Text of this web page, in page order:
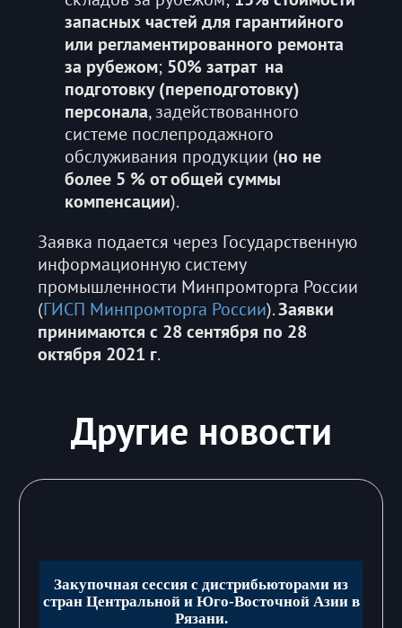
запасных частей для гарантийного
или регламентированного ремонта
за рубежом; 50% затрат на
подготовку (переподготовку)
персонала, задействованного
системе послепродажного
обслуживания продукции (но не
более 5 % от общей суммы
компенсации).
Заявка подается через Государственную
информационную систему
промышленности Минпромторга России
(ГИСП Минпромторга России).Заявки
принимаются с 28 сентября по 28
октября 2021 г.
Другие новости
Закупочная сессия с дистрибьюторами из
стран Центральной и Юго-Восточной Азии в
Рязани.